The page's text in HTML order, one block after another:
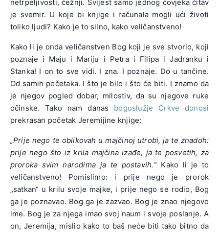
netrpeljivosti, čežnji. Svijest samo jednog čovjeka čitav
je svemir. U koje bi knjige i računala mogli ući životi
toliko ljudi? Kako je to silno, kako veličanstveno!
Kako li je onda veličanstven Bog koji je sve stvorio, koji
poznaje i Maju i Mariju i Petra i Filipa i Jadranku i
Stanka! I on to sve vidi. I zna. I poznaje. Do u tančine.
Od samih početaka. I što je bilo i što će biti. I znamo da
je njegov pogled dobar, milostiv, da su njegove ruke
očinske. Tako nam danas bogoslužje Crkve donosi
prekrasan početak Jeremijine knjige:
„Prije nego te oblikovah u majčinoj utrobi, ja te znadoh:
prije nego što iz krila majčina izađe, ja te posvetih, za
proroka svim narodima ja te postavih.“Kako li je to
veličanstveno! Pomislimo: i prije nego je prorok
„satkan“ u krilu svoje majke, i prije nego se rodio, Bog
ga je poznavao. Bog ga je zazvao. Bog je znao njegovo
ime. Bog je za njega imao svoj naum i svoje poslanje. A
on, Jeremija, mislio kako to baš neće biti tako bitno da